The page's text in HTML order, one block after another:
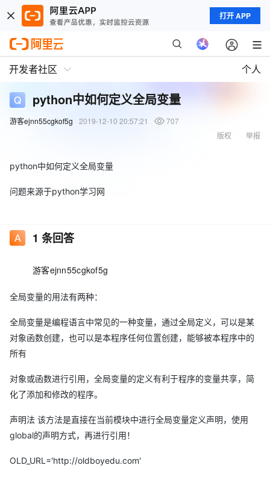
打开 APP
开发者社区 个人
python中如何定义全局变量
游客ejnn55cgkof5g 2019-12-10 20:57:21
707
举报
版权
python中如何定义全局变量
问题来源于python学习网
1 条回答
游客ejnn55cgkof5g
全局变量的用法有两种：
全局变量是编程语言中常见的一种变量，通过全局定义，可以是某
对象函数创建，也可以是本程序任何位置创建，能够被本程序中的
所有
对象或函数进行引用，全局变量的定义有利于程序的变量共享，简
化了添加和修改的程序。
声明法 该方法是直接在当前模块中进行全局变量定义声明，使用
global的声明方式，再进行引用！
OLD_URL='http://oldboyedu.com'